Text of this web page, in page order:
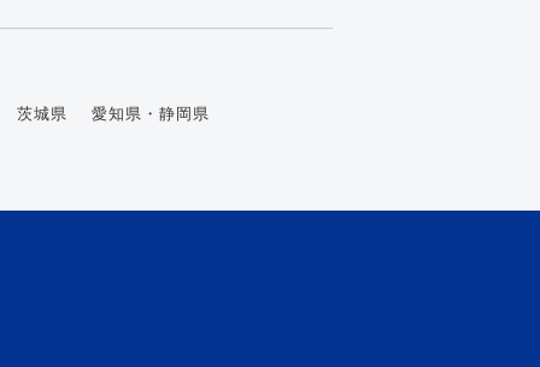
茨城県 愛知県・静岡県